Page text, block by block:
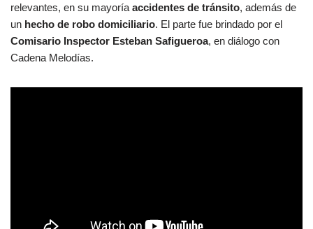
relevantes, en su mayoría accidentes de tránsito, además de
un hecho de robo domiciliario. El parte fue brindado por el
Comisario Inspector Esteban Safigueroa, en diálogo con
Cadena Melodías.